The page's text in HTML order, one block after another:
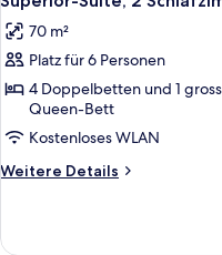
King)
Fotos
für
Superior-
Suite,
2 Schlafzimmer
anzeigen
70 m²
Platz für 6 Personen
4 Doppelbetten und 1
Queen-Bett
Kostenloses WLAN
Weitere Details
Weitere
Suite,